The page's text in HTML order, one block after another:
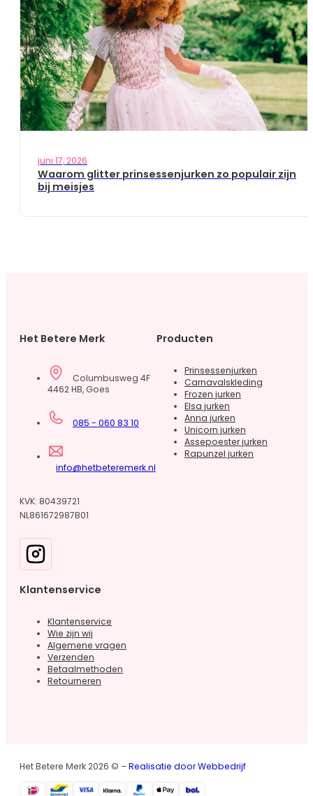
juni 17, 2026
Waarom glitter prinsessenjurken zo populair zijn
bij meisjes
Het Betere Merk
Columbusweg 4F
4462 HB, Goes
085 - 060 83 10
info@hetbeteremerk.nl
KVK: 80439721
NL861672987B01
Producten
Prinsessenjurken
Carnavalskleding
Frozen jurken
Elsa jurken
Anna jurken
Unicorn jurken
Assepoester jurken
Rapunzel jurken
Klantenservice
Klantenservice
Wie zijn wij
Algemene vragen
Verzenden
Betaalmethoden
Retourneren
Het Betere Merk 2026 © –Realisatie door Webbedrijf